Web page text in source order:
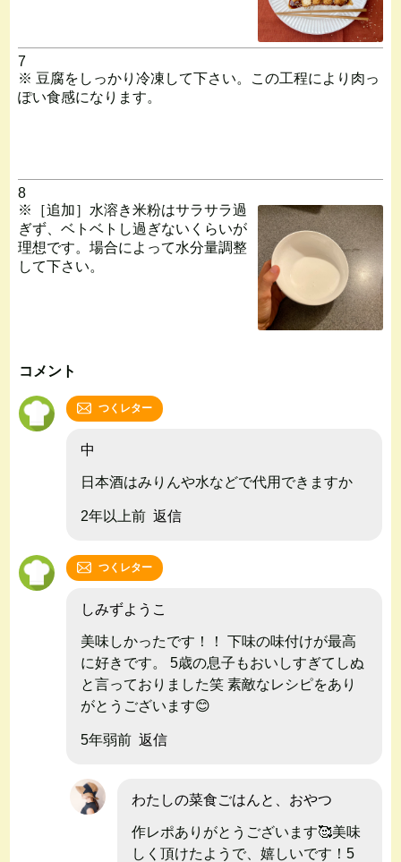
7
※ 豆腐をしっかり冷凍して下さい。この工程により肉っ
ぽい食感になります。
8
※［追加］水溶き米粉はサラサラ過
ぎず、ベトベトし過ぎないくらいが
理想です。場合によって水分量調整
して下さい。
コメント
つくレター
中
日本酒はみりんや水などで代用できますか
2年以上前 返信
つくレター
しみずようこ
美味しかったです！！ 下味の味付けが最高
に好きです。 5歳の息子もおいしすぎてしぬ
と言っておりました笑 素敵なレシピをあり
がとうございます😊
5年弱前 返信
わたしの菜食ごはんと、おやつ
作レポありがとうございます🥰美味
しく頂けたようで、嬉しいです！5